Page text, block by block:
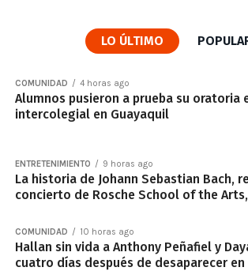
LO ÚLTIMO
COMUNIDAD 4 horas ago
Alumnos pusieron a prueba su oratoria
intercolegial en Guayaquil
ENTRETENIMIENTO 9 horas ago
La historia de Johann Sebastian Bach,
concierto de Rosche School of the
COMUNIDAD 10 horas ago
Hallan sin vida a Anthony Peñafiel y
cuatro días después de desaparecer